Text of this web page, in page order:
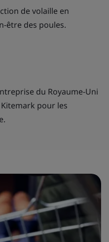
de volaille en
être des poules.
du Royaume-Uni
pour les